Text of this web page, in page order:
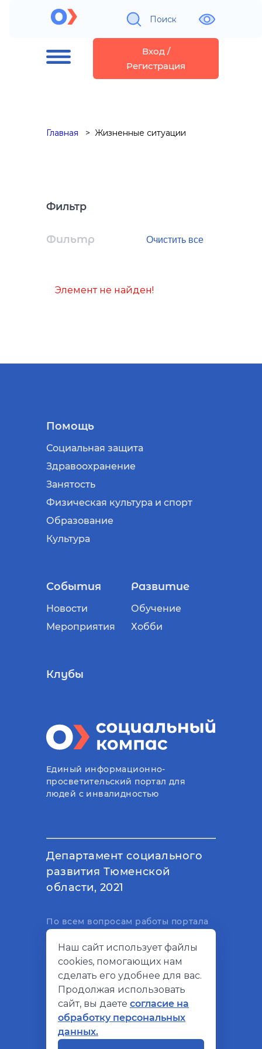
Поиск
Вход /
Регистрация
Главная Жизненные ситуации
Фильтр
Фильтр
Элемент не найден!
Помощь
Социальная защита
Здравоохранение
Занятость
Физическая культура и спорт
Образование
Культура
События
Новости
Мероприятия
Развитие
Обучение
Хобби
Клубы
Единый информационно-
просветительский портал для
людей с инвалидностью
Департамент социального
развития Тюменской
области, 2021
По всем вопросам работы портала
электронный адрес
support@socialkompas.ru
© Социальный компас, 2026
Политика конфиденциальности
Наш сайт использует файлы
cookies, помогающих нам
сделать его удобнее для вас.
Продолжая использовать
сайт, вы даете согласие на
обработку персональных
данных.